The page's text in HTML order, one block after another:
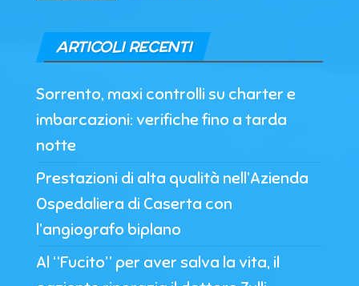
ARTICOLI RECENTI
Sorrento, maxi controlli su charter e
imbarcazioni: verifiche fino a tarda
notte
Prestazioni di alta qualità nell’Azienda
Ospedaliera di Caserta con
l’angiografo biplano
Al “Fucito” per aver salva la vita, il